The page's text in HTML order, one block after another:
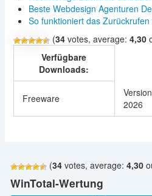
Beste Webdesign Agenturen
So funktioniert das
(34votes, average: 4,30
Verfügbare
Downloads:
Freeware
2026
(34votes, average: 4,30
WinTotal-Wertung